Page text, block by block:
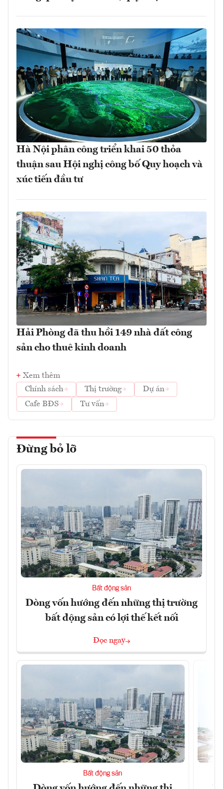
Hà Nội phân công triển khai 50 thỏa
thuận sau Hội nghị công bố Quy hoạch và
xúc tiến đầu tư
Hải Phòng đã thu hồi 149 nhà đất công
sản cho thuê kinh doanh
Xem thêm
Chính sách
Thị trường
Dự án
Cafe BĐS
Tư vấn
Đừng bỏ lỡ
Bất động sản
Dòng vốn hướng đến những thị trường
bất động sản có lợi thế kết nối
Đọc ngay
Bất động sản